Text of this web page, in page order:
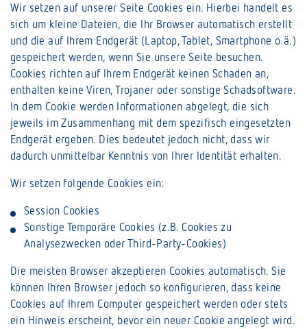
Wir setzen auf unserer Seite Cookies ein. Hierbei handelt es
sich um kleine Dateien, die Ihr Browser automatisch erstellt
und die auf Ihrem Endgerät (Laptop, Tablet, Smartphone o.ä.)
gespeichert werden, wenn Sie unsere Seite besuchen.
Cookies richten auf Ihrem Endgerät keinen Schaden an,
enthalten keine Viren, Trojaner oder sonstige Schadsoftware.
In dem Cookie werden Informationen abgelegt, die sich
jeweils im Zusammenhang mit dem spezifisch eingesetzten
Endgerät ergeben. Dies bedeutet jedoch nicht, dass wir
dadurch unmittelbar Kenntnis von Ihrer Identität erhalten.
Wir setzen folgende Cookies ein:
Session Cookies
Sonstige Temporäre Cookies (z.B. Cookies zu
Analysezwecken oder Third-Party-Cookies)
Die meisten Browser akzeptieren Cookies automatisch. Sie
können Ihren Browser jedoch so konfigurieren, dass keine
Cookies auf Ihrem Computer gespeichert werden oder stets
ein Hinweis erscheint, bevor ein neuer Cookie angelegt wird.